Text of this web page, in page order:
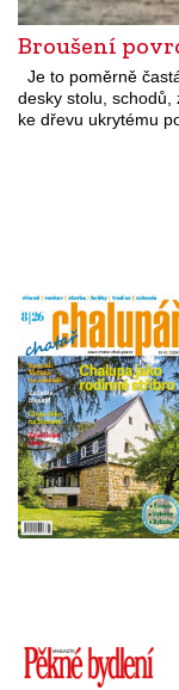
Broušení
Je to poměrně
desky stolu, schodů,
ke dřevu ukrytému